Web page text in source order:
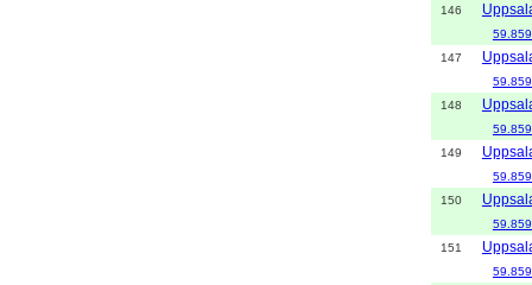
146
147
148
149
150
151